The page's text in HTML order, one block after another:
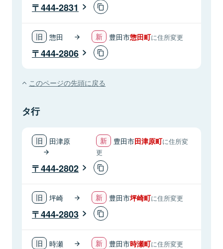
444-2831
惣田 豊田市惣田町に住所変更
444-2806
このページの先頭に戻る
タ行
田津原 豊田市田津原町に住所変
更
444-2802
坪崎 豊田市坪崎町に住所変更
444-2803
時瀬 豊田市時瀬町に住所変更